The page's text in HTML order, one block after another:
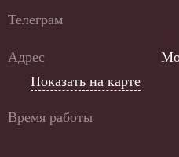
Телеграм
Адрес
Показать на карте
Время работы